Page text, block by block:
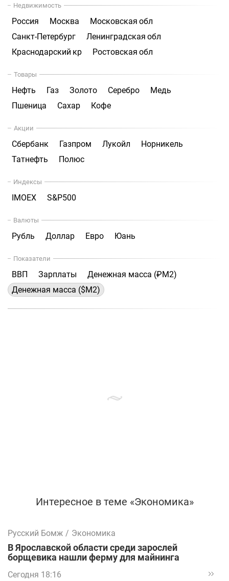
Недвижимость
Россия Москва
Московская обл
Санкт-Петербург
Ленинградская обл
Краснодарский кр
Ростовская обл
Товары
Нефть Газ Золото Серебро
Медь
Пшеница
Сахар Кофе
Акции
Сбербанк Газпром Лукойл
Норникель
Татнефть
Полюс
Индексы
IMOEX S&P500
Валюты
Рубль Доллар Евро Юань
Показатели
ВВП Зарплаты
Денежная масса (₽М2)
Денежная масса ($М2)
Интересное в теме «Экономика»
Русский Бомж / Экономика
В Ярославской области среди зарослей
борщевика нашли ферму для майнинга
Сегодня 18:16